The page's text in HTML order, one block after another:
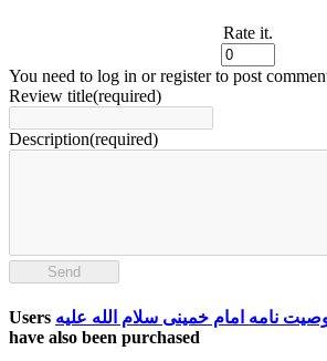
Rate it.
You need to log in or register to post
Review title(required)
Description(required)
Send
Users نامه امام خمینی سلام الله علیه
have also been purchased